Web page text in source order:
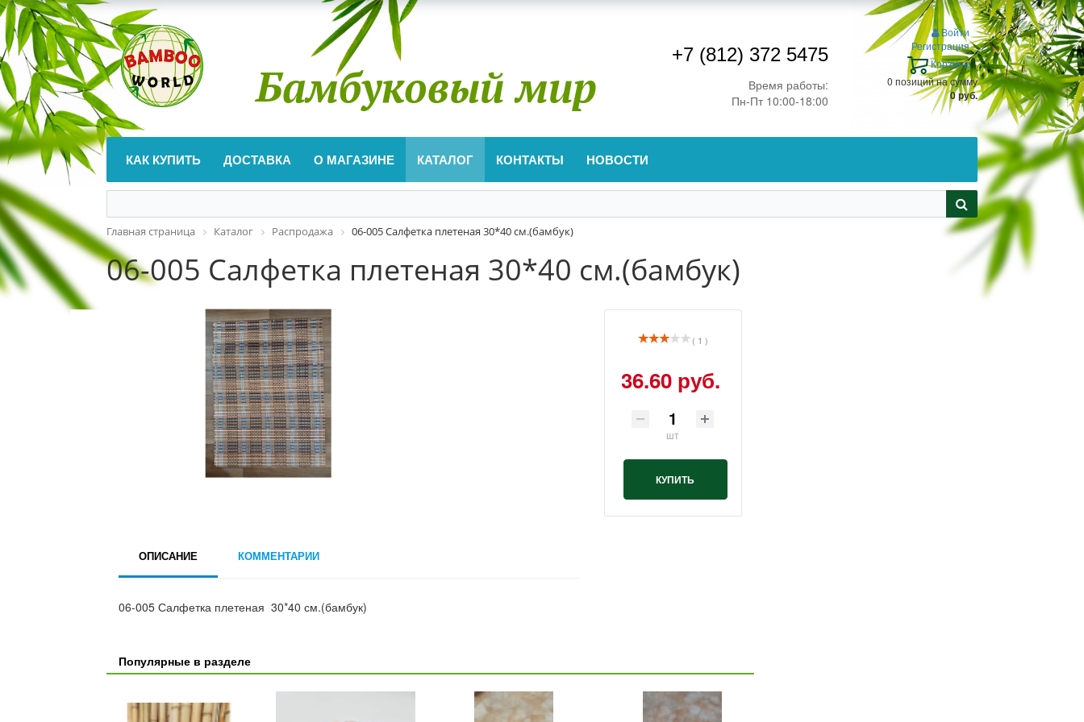
Бамбуковый мир
+7 (812) 372 5475
Время работы:
Пн-Пт 10:00-18:00
Войти
Регистрация
Корзина
0 позицийна сумму
0 руб.
КАК КУПИТЬ ДОСТАВКА О МАГАЗИНЕ КАТАЛОГ КОНТАКТЫ НОВОСТИ
Главная страница Каталог Распродажа 06-005 Салфетка плетеная 30*40 см.(бамбук)
06-005 Салфетка плетеная 30*40 см.(бамбук)
( 1 )
36.60 руб.
шт
КУПИТЬ
ОПИСАНИЕ КОММЕНТАРИИ
06-005 Салфетка плетеная 30*40 см.(бамбук)
Популярные в разделе